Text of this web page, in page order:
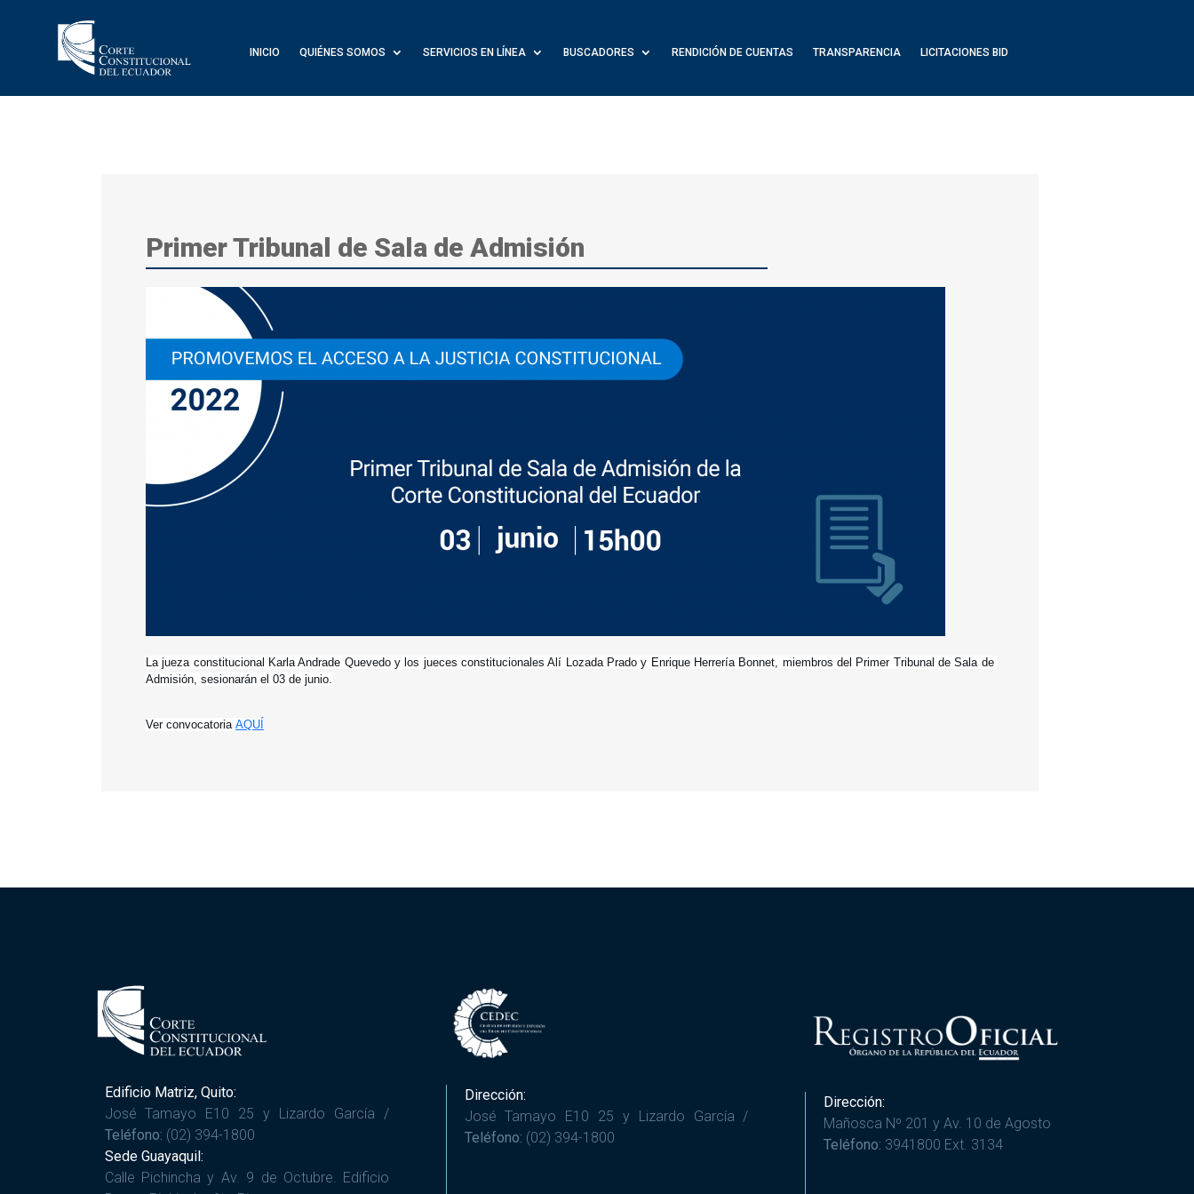
INICIO QUIÉNES SOMOS SERVICIOS EN LÍNEA BUSCADORES RENDICIÓN DE CUENTAS TRANSPARENCIA LICITACIONES BID
Primer Tribunal de Sala de Admisión
La jueza constitucional Karla Andrade Quevedo y los jueces constitucionales Alí Lozada Prado y Enrique Herrería Bonnet, miembros del Primer Tribunal de Sala de
Admisión, sesionarán el 03 de junio.
Ver convocatoria AQUÍ
Edificio Matriz, Quito:
José Tamayo E10 25 y Lizardo García /
Teléfono: (02) 394-1800
Sede Guayaquil:
Calle Pichincha y Av. 9 de Octubre. Edificio
Dirección:
José Tamayo E10 25 y Lizardo García /
Teléfono: (02) 394-1800
Dirección:
Mañosca Nº 201 y Av. 10 de Agosto
Teléfono: 3941800 Ext. 3134